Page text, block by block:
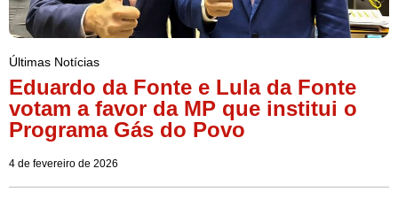
Últimas Notícias
Eduardo da Fonte e Lula da Fonte
votam a favor da MP que institui o
Programa Gás do Povo
4 de fevereiro de 2026